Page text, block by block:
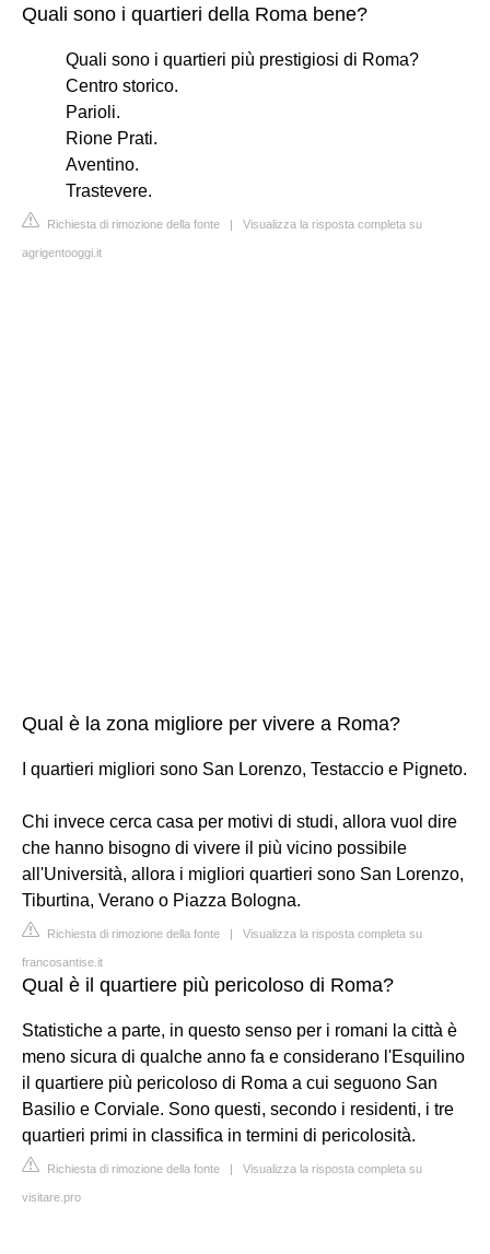
Quali sono i quartieri della Roma bene?
Quali sono i quartieri più prestigiosi di Roma?
Centro storico.
Parioli.
Rione Prati.
Aventino.
Trastevere.
Richiesta di rimozione della fonte | Visualizza la risposta completa su
agrigentooggi.it
Qual è la zona migliore per vivere a Roma?
I quartieri migliori sono San Lorenzo, Testaccio e Pigneto.
Chi invece cerca casa per motivi di studi, allora vuol dire
che hanno bisogno di vivere il più vicino possibile
all'Università, allora i migliori quartieri sono San Lorenzo,
Tiburtina, Verano o Piazza Bologna.
Richiesta di rimozione della fonte | Visualizza la risposta completa su
francosantise.it
Qual è il quartiere più pericoloso di Roma?
Statistiche a parte, in questo senso per i romani la città è
meno sicura di qualche anno fa e considerano l'Esquilino
il quartiere più pericoloso di Roma a cui seguono San
Basilio e Corviale. Sono questi, secondo i residenti, i tre
quartieri primi in classifica in termini di pericolosità.
Richiesta di rimozione della fonte | Visualizza la risposta completa su
visitare.pro